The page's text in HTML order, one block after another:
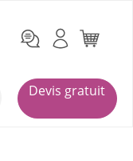
Devis gratuit